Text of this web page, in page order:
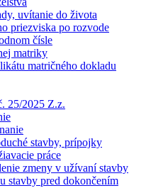
uvítanie do života
priezviska po rozvode
čísle
matriky
matričného dokladu
25/2025 Z.z.
stavby, prípojky
práce
zmeny v užívaní stavby
stavby pred dokončením